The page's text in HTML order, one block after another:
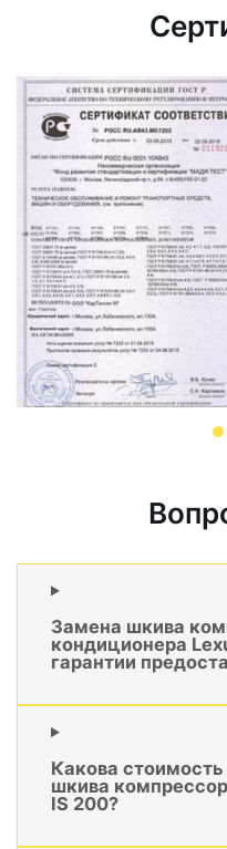
Замена шкива
кондиционера
гарантии
Какова
шкива
IS 200?